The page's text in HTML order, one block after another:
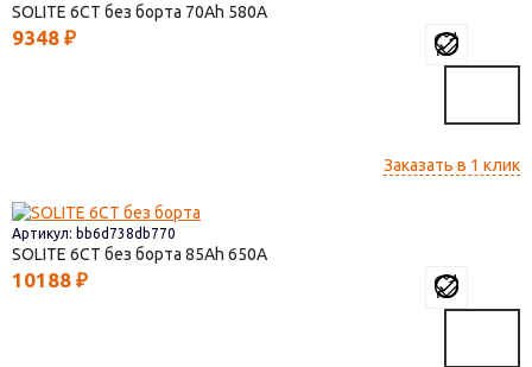
SOLITE 6СТ без борта 70 580
9348 ₽
Заказать в 1 клик
Артикул: bb6d738db770
SOLITE 6СТ без борта 85 650
10188 ₽